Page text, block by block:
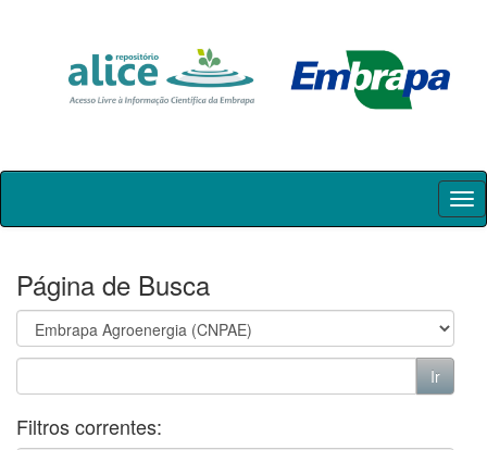
Skip
Página de Busca
Filtros correntes: